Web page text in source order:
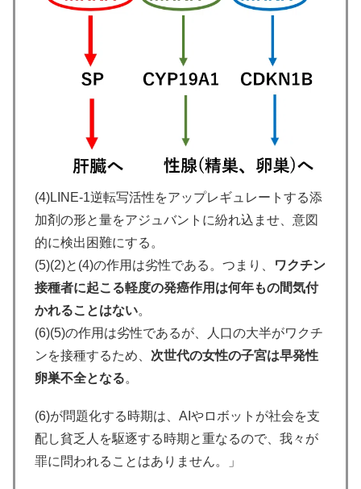
(4)LINE-1逆転写活性をアップレギュレートする添
加剤の形と量をアジュバントに紛れ込ませ、意図
的に検出困難にする。
(5)(2)と(4)の作用は劣性である。つまり、
ワクチン
接種者に起こる軽度の発癌作用は何年もの間気付
かれることはない。
(6)(5)の作用は劣性であるが、人口の大半がワクチ
ンを接種するため、 次世代の女性の子宮は早発性
卵巣不全となる。
(6)が問題化する時期は、AIやロボットが社会を支
配し貧乏人を駆逐する時期と重なるので、我々が
罪に問われることはありません。」